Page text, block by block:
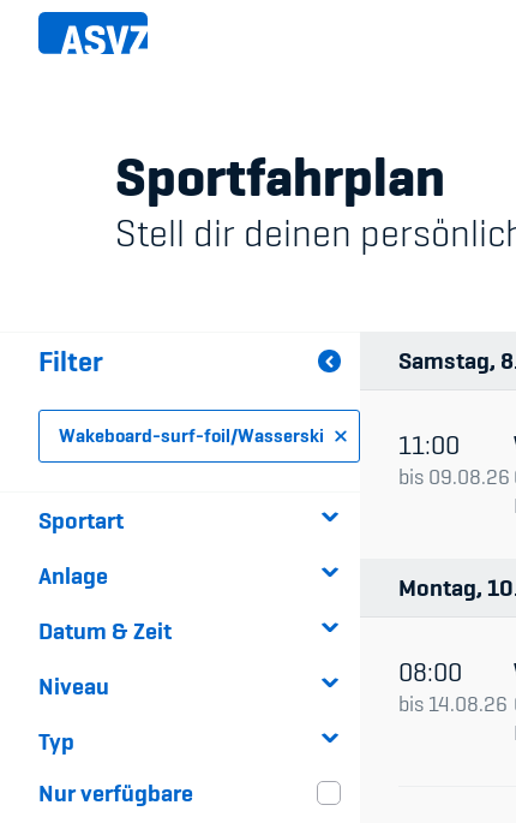
Direkt
zum
Sportfahrplan
Sportarten
Events
ASVZ@home
Sportfahrplan
Stell dir deinen
Filter
Wakeboard-surf-foil/Wasserski
Sportart
Anlage
Datum & Zeit
Niveau
Typ
Nur verfügbare
Samstag 8
11:00
bis 09.08.26
Montag 10
08:00
bis 14.08.26